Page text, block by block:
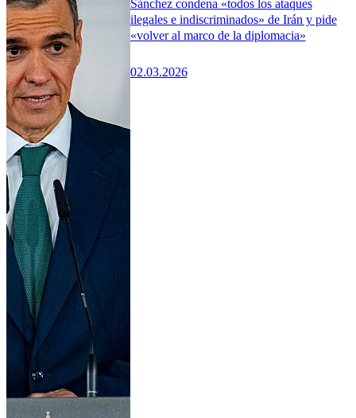
Sánchez condena «todos los ataques
ilegales e indiscriminados» de Irán y pide
«volver al marco de la diplomacia»
02.03.2026